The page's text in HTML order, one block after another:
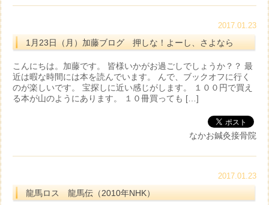
2017.01.23
1月23日（月）加藤ブログ 押しな！よーし、さよなら
こんにちは。加藤です。 皆様いかがお過ごしでしょうか？？ 最
近は暇な時間には本を読んでいます。 んで、ブックオフに行く
のが楽しいです。 宝探しに近い感じがします。 １００円で買え
る本が山のようにあります。 １０冊買っても […]
なかお鍼灸接骨院
2017.01.23
龍馬ロス 龍馬伝（2010年NHK）